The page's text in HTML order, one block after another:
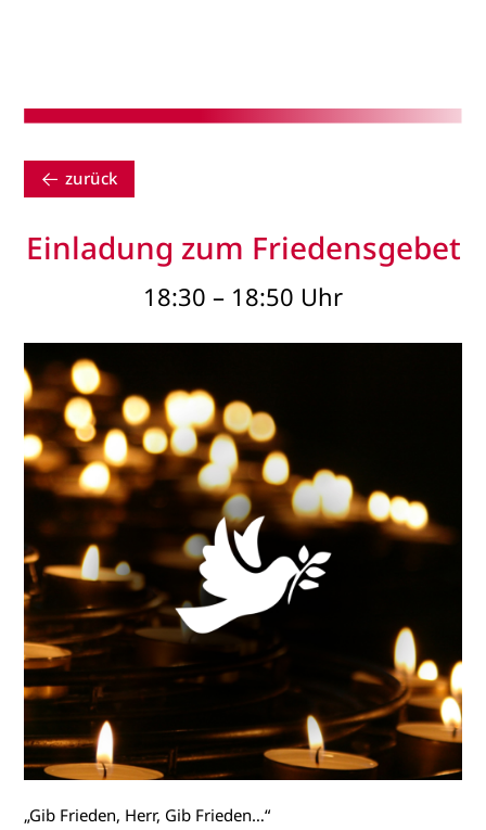
zurück
Einladung zum Friedensgebet
18:30 – 18:50 Uhr
„Gib Frieden, Herr, Gib Frieden…“